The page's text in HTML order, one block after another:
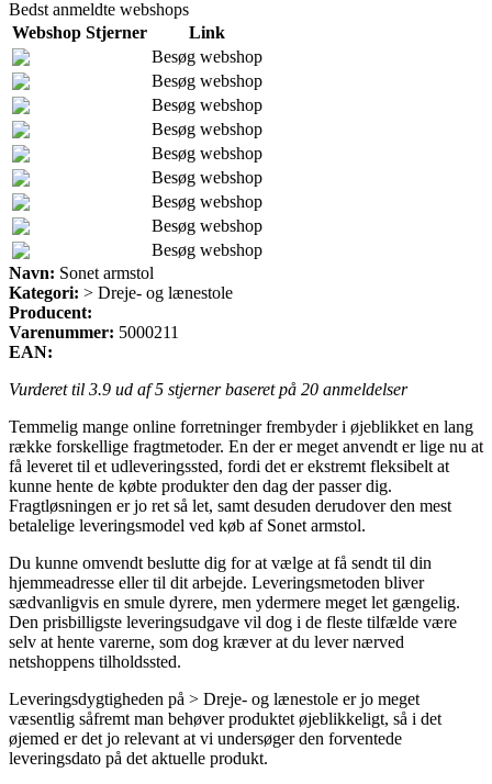
Bedst anmeldte webshops
Webshop Stjerner
Link
Besøg webshop
Besøg webshop
Besøg webshop
Besøg webshop
Besøg webshop
Besøg webshop
Besøg webshop
Besøg webshop
Besøg webshop
Navn: Sonet armstol
Kategori: > Dreje- og lænestole
Producent:
Varenummer: 5000211
EAN:
Vurderet til 3.9 ud af 5 stjerner baseret på 20 anmeldelser
Temmelig mange online forretninger frembyder i øjeblikket en lang
række forskellige fragtmetoder. En der er meget anvendt er lige nu at
få leveret til et udleveringssted, fordi det er ekstremt fleksibelt at
kunne hente de købte produkter den dag der passer dig.
Fragtløsningen er jo ret så let, samt desuden derudover den mest
betalelige leveringsmodel ved køb af Sonet armstol.
Du kunne omvendt beslutte dig for at vælge at få sendt til din
hjemmeadresse eller til dit arbejde. Leveringsmetoden bliver
sædvanligvis en smule dyrere, men ydermere meget let gængelig.
Den prisbilligste leveringsudgave vil dog i de fleste tilfælde være
selv at hente varerne, som dog kræver at du lever nærved
netshoppens tilholdssted.
Leveringsdygtigheden på > Dreje- og lænestole er jo meget
væsentlig såfremt man behøver produktet øjeblikkeligt, så i det
øjemed er det jo relevant at vi undersøger den forventede
leveringsdato på det aktuelle produkt.